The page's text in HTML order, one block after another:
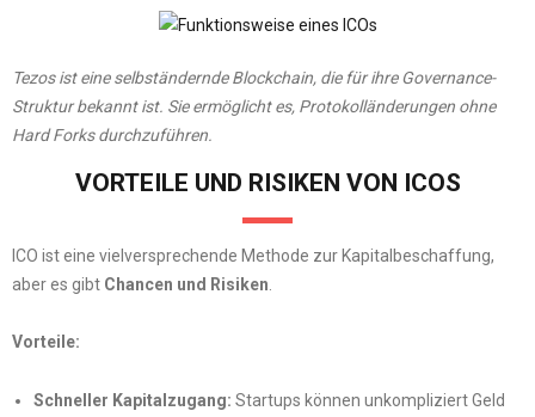
Tezos ist eine selbständernde Blockchain, die für ihre Governance-
Struktur bekannt ist. Sie ermöglicht es, Protokolländerungen ohne
Hard Forks durchzuführen.
VORTEILE UND RISIKEN VON ICOS
ICO ist eine vielversprechende Methode zur Kapitalbeschaffung,
aber es gibt Chancen und Risiken
Vorteile:
Schneller Kapitalzugang: Startups können unkompliziert Geld